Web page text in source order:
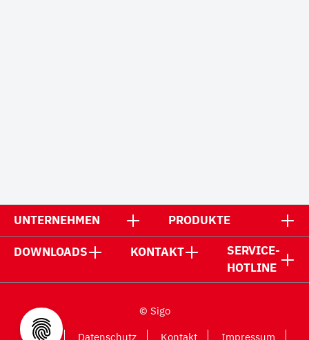
UNTERNEHMEN PRODUKTE
DOWNLOADS KONTAKT
SERVICE-
HOTLINE
© Sigo
AGB
Datenschutz Kontakt Impressum